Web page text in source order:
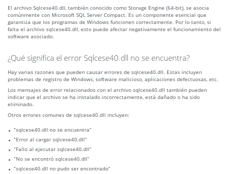
El archivo Sqlcese40.dll, también conocido como Storage Engine (64-bit), se asocia
comúnmente con Microsoft SQL Server Compact. Es un componente esencial que
garantiza que los programas de Windows funcionen correctamente. Por lo tanto, si
falta el archivo sqlcese40.dll, esto puede afectar negativamente el funcionamiento del
software asociado.
¿Qué significa el error Sqlcese40.dll no se encuentra?
Hay varias razones que pueden causar errores de sqlcese40.dll. Estas incluyen
problemas de registro de Windows, software malicioso, aplicaciones defectuosas, etc.
Los mensajes de error relacionados con el archivo sqlcese40.dll también pueden
indicar que el archivo se ha instalado incorrectamente, está dañado o ha sido
eliminado.
Otros errores comunes de sqlcese40.dll incluyen:
“sqlcese40.dll no se encuentra”
“Error al cargar sqlcese40.dll”
“Fallo al ejecutar sqlcese40.dll”
“No se encontró sqlcese40.dll”
“sqlcese40.dll no pudo ser encontrado”